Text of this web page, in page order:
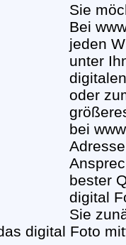
Sie
Bei
jeden
unter
oder
bei
bester
digital
Sie
digital Foto